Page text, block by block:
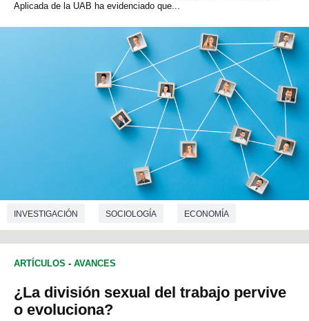
Aplicada de la UAB ha evidenciado que...
INVESTIGACIÓN SOCIOLOGÍA ECONOMÍA
DEMOGRAFÍA
ARTÍCULOS - AVANCES
¿La división sexual del trabajo pervive
o evoluciona?